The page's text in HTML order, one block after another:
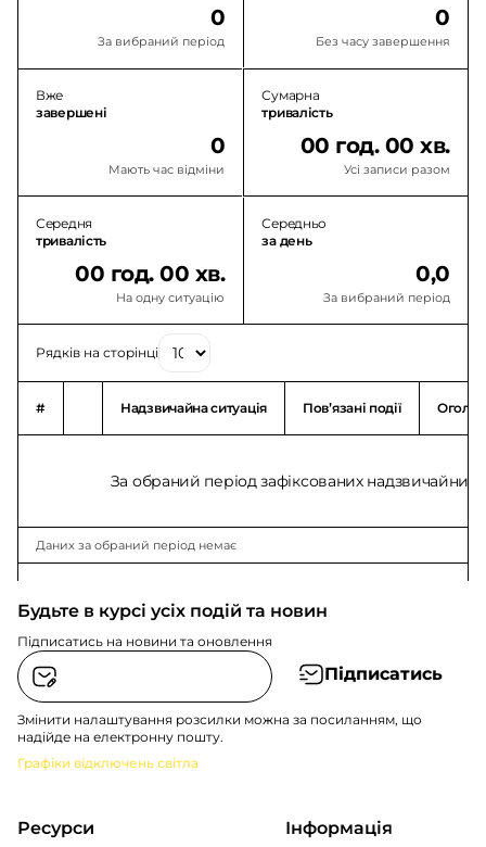
0
За вибраний період
0
Без часу завершення
Вже
завершені
0
Мають час відміни
Сумарна
тривалість
00 год. 00 хв.
Усі записи разом
Середня
тривалість
00 год. 00 хв.
На одну ситуацію
Середньо
за день
0,0
За вибраний період
Рядків на сторінці
# Надзвичайна ситуація Повʼязані події
За обраний період зафіксованих надзвичайних
Даних за обраний період немає
Будьте в курсі усіх подій та новин
Підписатись на новини та оновлення
Підписатись
Змінити налаштування розсилки можна за посиланням, що
надійде на електронну пошту.
Графіки відключень світла
Ресурси Інформація